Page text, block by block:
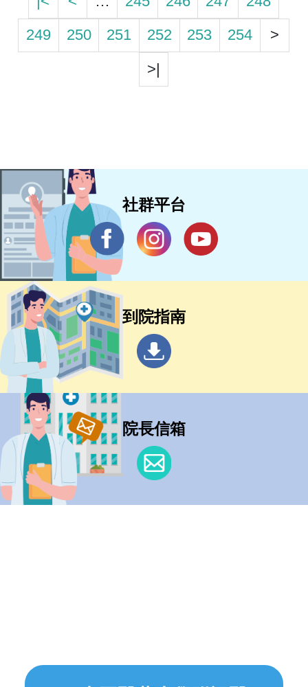
249
250 251 252 253 254
>
>|
社群平台
到院指南
院長信箱